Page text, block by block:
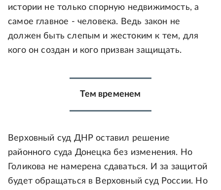
истории не только спорную недвижимость, а
самое главное - человека. Ведь закон не
должен быть слепым и жестоким к тем, для
кого он создан и кого призван защищать.
Тем временем
Верховный суд ДНР оставил решение
районного суда Донецка без изменения. Но
Голикова не намерена сдаваться. И за защитой
будет обращаться в Верховный суд России. Но